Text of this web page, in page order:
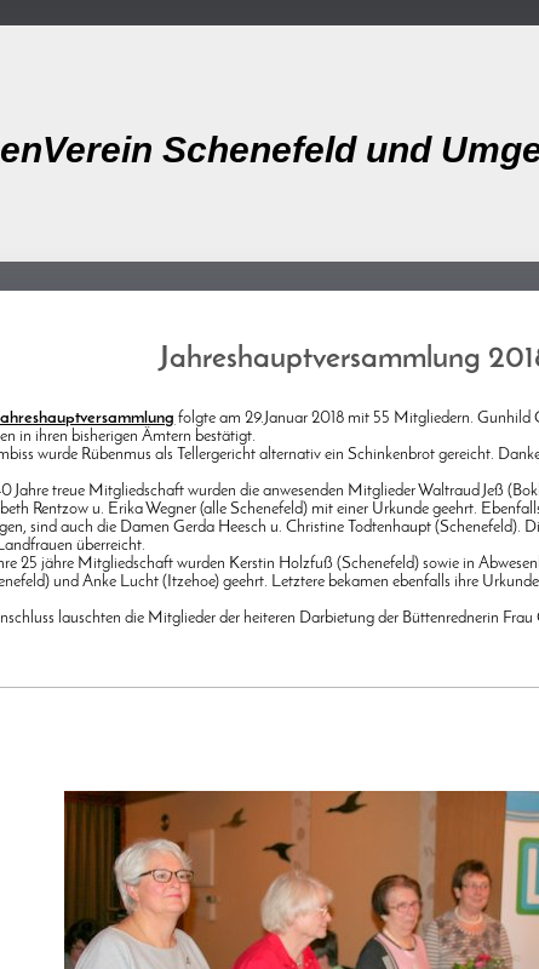
Schenefeld und
Jahreshauptversammlung
folgte am 29.Januar 2018 mit 55 Mitgliedern. Gunhild
in ihren bisherigen Ämtern bestätigt.
wurde Rübenmus als Tellergericht alternativ ein Schinkenbrot gereicht.
Jahre treue Mitgliedschaft wurden die anwesenden Mitglieder Waltraud Jeß
Rentzow u. Erika Wegner (alle Schenefeld) mit einer Urkunde geehrt.
sind auch die Damen Gerda Heesch u. Christine Todtenhaupt (Schenefeld).
überreicht.
25 jähre Mitgliedschaft wurden Kerstin Holzfuß (Schenefeld) sowie in
und Anke Lucht (Itzehoe) geehrt. Letztere bekamen ebenfalls ihre
lauschten die Mitglieder der heiteren Darbietung der Büttenrednerin Frau